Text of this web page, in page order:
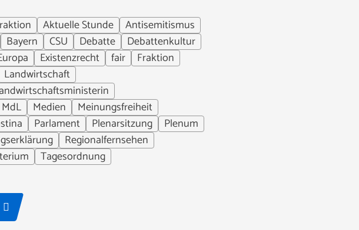
Aktuelle Stunde
Antisemitismus
Bayern CSU Debatte
Debattenkultur
Existenzrecht fair
Fraktion
Landwirtschaft
MdL Medien
Meinungsfreiheit
Parlament Plenarsitzung
Plenum
Regionalfernsehen
Tagesordnung